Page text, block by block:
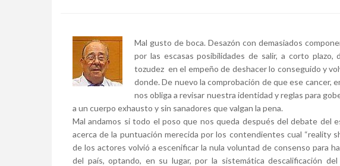
Mal gusto de boca. Desazón con demasiados
por las escasas posibilidades de salir, a corto
tozudez en el empeño de deshacer lo conseguido y
donde. De nuevo la comprobación de que ese cancer,
nos obliga a revisar nuestra identidad y reglas para
a un cuerpo exhausto y sin sanadores que valgan la pena.
Mal andamos si todo el poso que nos queda después del debate del
acerca de la puntuación merecida por los contendientes cual “reality
de los actores volvió a escenificar la nula voluntad de consenso para
del país, optando, en su lugar, por la sistemática descalificación